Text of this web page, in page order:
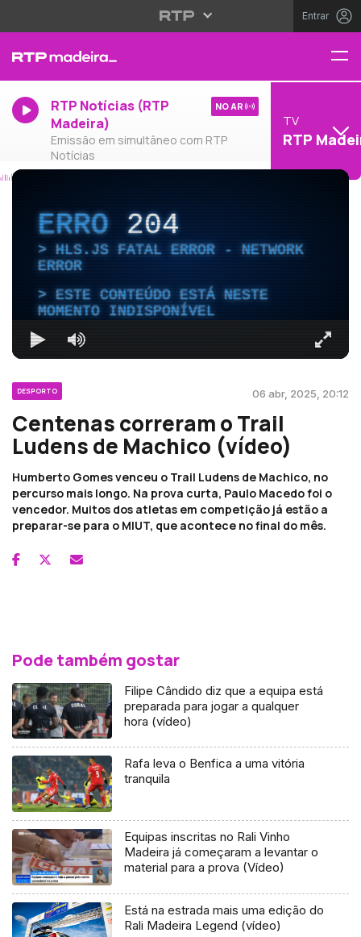
Entrar
RTP Notícias (RTP
Madeira)
Emissão em simultâneo com RTP
Notícias
NO AR
TV
RTP
ERRO204
HLS.JS FATAL ERROR - NETWORK
ERROR
ESTE CONTEÚDO ESTÁ NESTE
MOMENTO INDISPONÍVEL
DESPORTO 06 abr, 2025, 20:12
Centenas correram o Trail
Ludens de Machico (vídeo)
Humberto Gomes venceu o Trail Ludens de Machico, no
percurso mais longo. Na prova curta, Paulo Macedo foi o
vencedor. Muitos dos atletas em competição já estão a
preparar-se para o MIUT, que acontece no final do mês.
Pode também gostar
Filipe Cândido diz que a equipa está
preparada para jogar a qualquer
hora (vídeo)
Rafa leva o Benfica a uma vitória
tranquila
Equipas inscritas no Rali Vinho
Madeira já começaram a levantar o
material para a prova (Vídeo)
Está na estrada mais uma edição do
Rali Madeira Legend (vídeo)